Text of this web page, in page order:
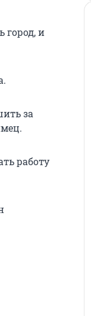
город, и
за
работу